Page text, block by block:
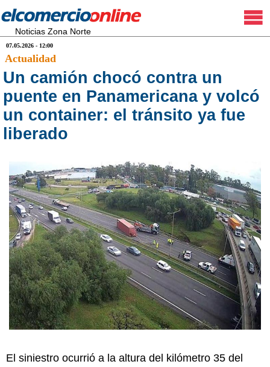
Noticias Zona Norte
07.05.2026 - 12:00
Actualidad
Un camión chocó contra un
puente en Panamericana y volcó
un container: el tránsito ya fue
liberado
El siniestro ocurrió a la altura del kilómetro 35 del